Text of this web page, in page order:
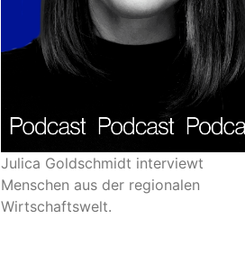
Julica Goldschmidt interviewt
Menschen aus der regionalen
Wirtschaftswelt.